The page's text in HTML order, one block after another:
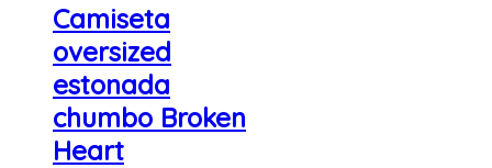
Camiseta
oversized
estonada
chumbo Broken
Heart